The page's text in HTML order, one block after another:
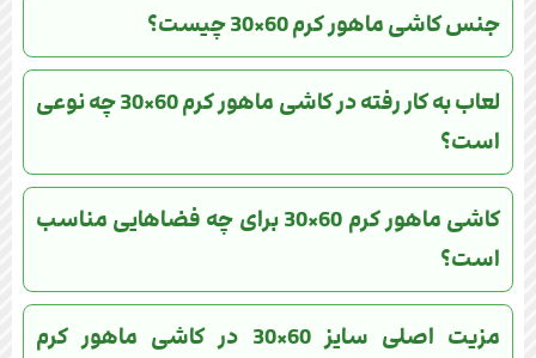
جنس کاشی ماهور کرم 60×30 چیست؟
لعاب به کار رفته در کاشی ماهور کرم 60×30 چه نوعی
است؟
کاشی ماهور کرم 60×30 برای چه فضاهایی مناسب
است؟
مزیت اصلی سایز 60×30 در کاشی ماهور کرم